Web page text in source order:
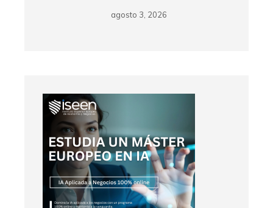
agosto 3, 2026